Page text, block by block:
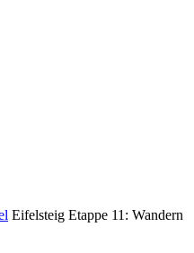
Eifelsteig Etappe 11: Wandern